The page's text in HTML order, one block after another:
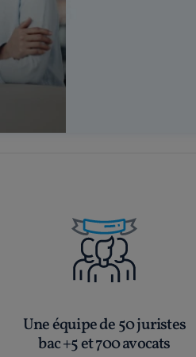
Une équipe de 50 juristes
bac +5 et 700 avocats